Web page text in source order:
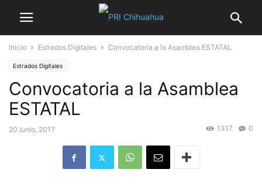
Inicio Estrados Digitales Convocatoria a la Asamblea ESTATAL
Estrados Digitales
Convocatoria a la Asamblea
ESTATAL
20 junio, 2017 0
1317